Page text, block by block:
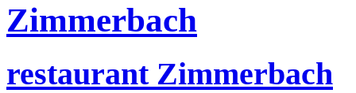
Zimmerbach
restaurant Zimmerbach